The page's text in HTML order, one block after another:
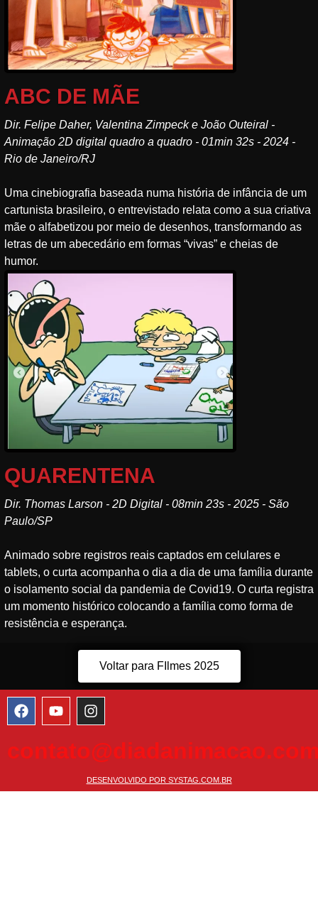
ABC DE MÃE
Dir. Felipe Daher, Valentina Zimpeck e João Outeiral -
Animação 2D digital quadro a quadro - 01min 32s - 2024 -
Rio de Janeiro/RJ
Uma cinebiografia baseada numa história de infância de um
cartunista brasileiro, o entrevistado relata como a sua criativa
mãe o alfabetizou por meio de desenhos, transformando as
letras de um abecedário em formas “vivas” e cheias de
humor.
QUARENTENA
Dir. Thomas Larson - 2D Digital - 08min 23s - 2025 - São
Paulo/SP
Animado sobre registros reais captados em celulares e
tablets, o curta acompanha o dia a dia de uma família durante
o isolamento social da pandemia de Covid19. O curta registra
um momento histórico colocando a família como forma de
resistência e esperança.
Voltar para FIlmes 2025
DESENVOLVIDO POR SYSTAG.COM.BR